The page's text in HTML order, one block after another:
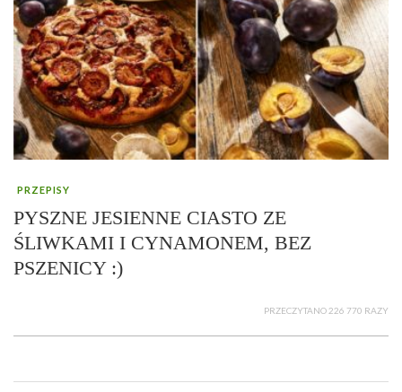
PRZEPISY
PYSZNE JESIENNE CIASTO ZE
ŚLIWKAMI I CYNAMONEM, BEZ
PSZENICY :)
PRZECZYTANO 226 770 RAZY